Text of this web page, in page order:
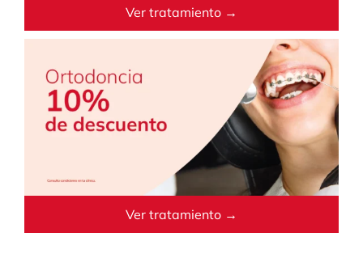
Ver tratamiento →
Ver tratamiento →